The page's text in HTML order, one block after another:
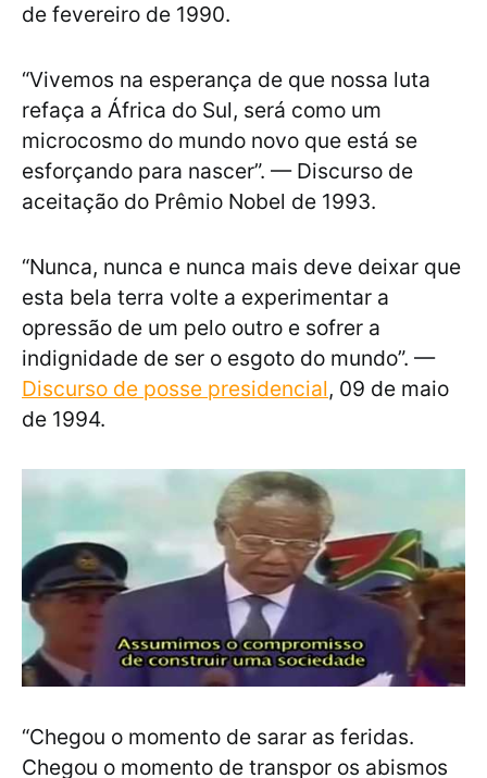
de fevereiro de 1990.
“Vivemos na esperança de que nossa luta
refaça a África do Sul, será como um
microcosmo do mundo novo que está se
esforçando para nascer”. — Discurso de
aceitação do Prêmio Nobel de 1993.
“Nunca, nunca e nunca mais deve deixar que
esta bela terra volte a experimentar a
opressão de um pelo outro e sofrer a
indignidade de ser o esgoto do mundo”. —
Discurso de posse presidencial, 09 de maio
de 1994.
“Chegou o momento de sarar as feridas.
Chegou o momento de transpor os abismos